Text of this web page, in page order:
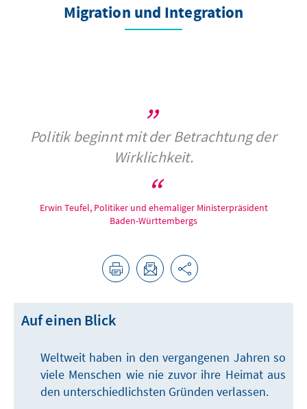
Migration und Integration
Politik beginnt mit der Betrachtung der
Wirklichkeit.
Erwin Teufel, Politiker und ehemaliger Ministerpräsident
Baden-Württembergs
Auf einen Blick
Weltweit haben in den vergangenen Jahren so
viele Menschen wie nie zuvor ihre Heimat aus
den unterschiedlichsten Gründen verlassen.